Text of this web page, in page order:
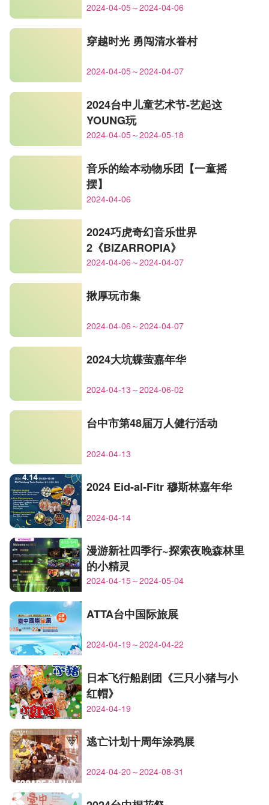
2024-04-05～2024-04-06
穿越时光 勇闯清水眷村
2024-04-05～2024-04-07
2024台中儿童艺术节-艺起这
YOUNG玩
2024-04-05～2024-05-18
音乐的绘本动物乐团【一童摇
摆】
2024-04-06
2024巧虎奇幻音乐世界
2《BIZARROPIA》
2024-04-06～2024-04-07
揪厚玩市集
2024-04-06～2024-04-07
2024大坑蝶萤嘉年华
2024-04-13～2024-06-02
台中市第48届万人健行活动
2024-04-13
2024 Eid-al-Fitr 穆斯林嘉年华
2024-04-14
漫游新社四季行~探索夜晚森林里
的小精灵
2024-04-15～2024-05-04
ATTA台中国际旅展
2024-04-19～2024-04-22
日本飞行船剧团《三只小猪与小
红帽》
2024-04-19
逃亡计划十周年涂鸦展
2024-04-20～2024-08-31